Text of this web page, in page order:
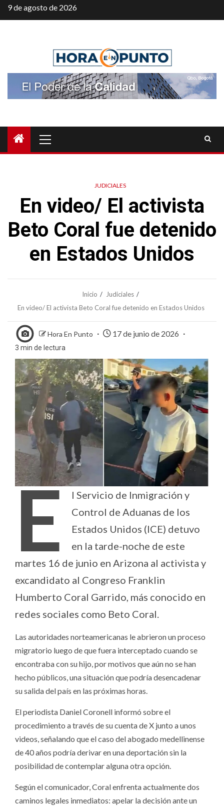
Saltar
al
9 de agosto de 2026
principal
JUDICIALES
En video/ El activista
Beto Coral fue detenido
en Estados Unidos
Inicio
Judiciales
En video/ El activista Beto Coral fue detenido en Estados Unidos
Hora En Punto 17 de junio de 2026
3 min de lectura
E
l Servicio de Inmigración y
Control de Aduanas de los
Estados Unidos (ICE) detuvo
en la tarde-noche de este
martes 16 de junio en Arizona al activista y
excandidato al Congreso Franklin
Humberto Coral Garrido, más conocido en
redes sociales como Beto Coral.
Las autoridades norteamericanas le abrieron un proceso
migratorio luego de que fuera interceptado cuando se
encontraba con su hijo, por motivos que aún no se han
hecho públicos, una situación que podría desencadenar
su salida del país en las próximas horas.
El periodista Daniel Coronell informó sobre el
procedimiento a través de su cuenta de X junto a unos
videos, señalando que el caso del abogado medellinense
de 40 años podría derivar en una deportación sin la
posibilidad de contemplar alguna otra opción.
Según el comunicador, Coral enfrenta actualmente dos
caminos legales inmediatos: apelar la decisión ante un